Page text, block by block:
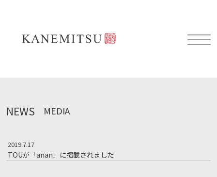
NEWS MEDIA
2019.7.17
TOUが「anan」に掲載されました